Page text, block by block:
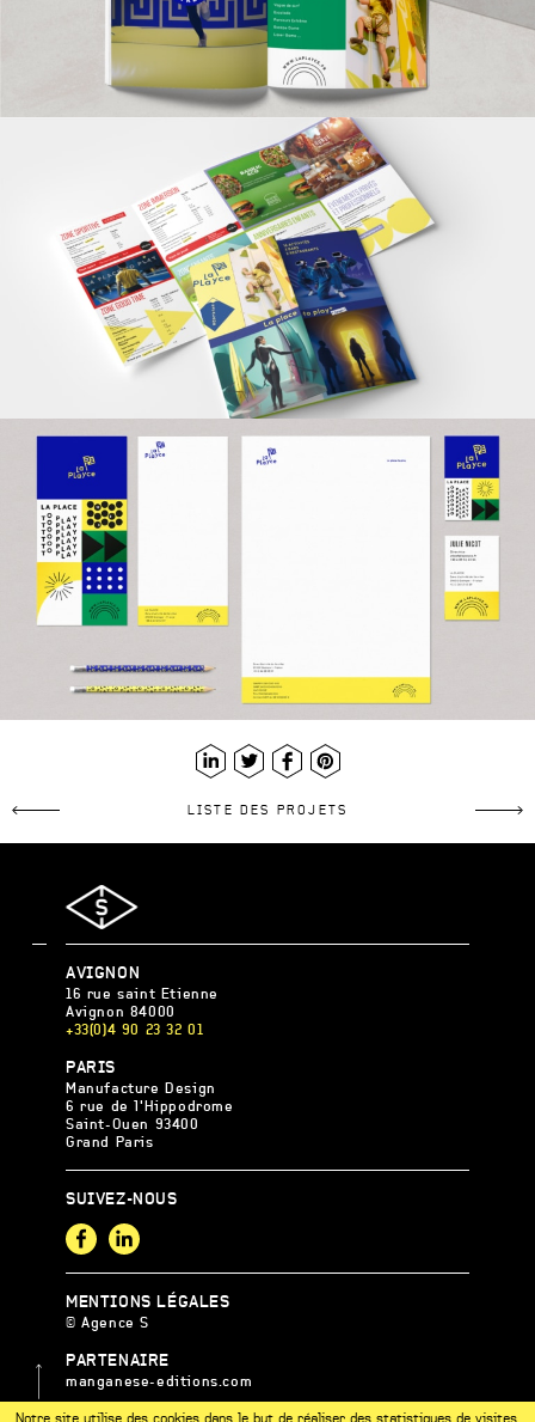
Notre site utilise des cookies dans le but de réaliser des statistiques de visites.
LISTE DES PROJETS
AGENCE
S
AVIGNON
16 rue saint Etienne
Avignon 84000
+33(0)4 90 23 32 01
AGENCE
S
PARIS
Manufacture Design
6 rue de l'Hippodrome
Saint-Ouen 93400
Grand Paris
SUIVEZ-NOUS
MENTIONS LÉGALES
© Agence S
PARTENAIRE
manganese-editions.com